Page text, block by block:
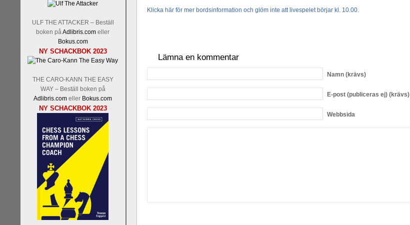
ULF THE ATTACKER – Beställ
boken påAdlibris.com eller
Bokus.com
NY SCHACKBOK 2023
THE CARO-KANN THE EASY
WAY – Beställ boken på
Adlibris.com eller Bokus.com
NY SCHACKBOK 2023
Klicka här för mer bordsinformation och glöm inte att livespelet börjar kl. 10.00.
Lämna en kommentar
Namn(krävs)
E-post(publiceras ej) (krävs)
Webbsida